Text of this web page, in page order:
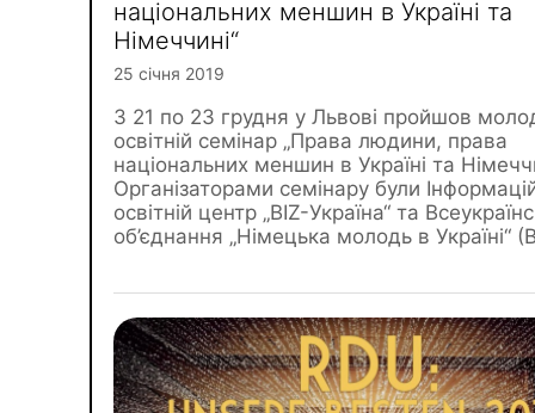
національних меншин в Україні та
Німеччині“
25 січня 2019
З 21 по 23 грудня у Львові пройшов
освітній семінар „Права людини, права
національних меншин в Україні та
Організаторами семінару були
освітній центр „BIZ-Україна“ та
об’єднання „Німецька молодь в